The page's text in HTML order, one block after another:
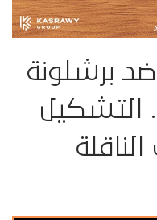
برشلونة
التشكيل